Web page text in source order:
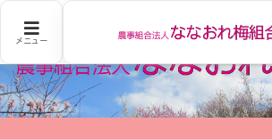
メニュー